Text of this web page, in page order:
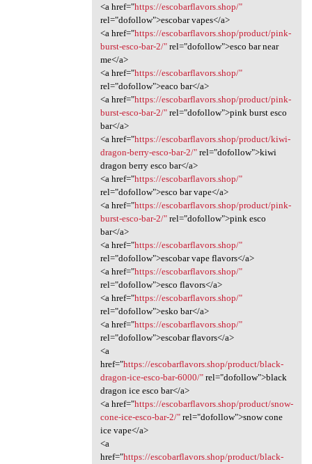
<a href="https://escobarflavors.shop/"
rel="dofollow">escobar vapes</a>
<a href="https://escobarflavors.shop/product/pink-
burst-esco-bar-2/"rel="dofollow">esco bar near
me</a>
<a href="https://escobarflavors.shop/"
rel="dofollow">eaco bar</a>
<a href="https://escobarflavors.shop/product/pink-
burst-esco-bar-2/"rel="dofollow">pink burst esco
bar</a>
<a href="https://escobarflavors.shop/product/kiwi-
dragon-berry-esco-bar-2/"rel="dofollow">kiwi
dragon berry esco bar</a>
<a href="https://escobarflavors.shop/"
rel="dofollow">esco bar vape</a>
<a href="https://escobarflavors.shop/product/pink-
burst-esco-bar-2/"rel="dofollow">pink esco
bar</a>
<a href="https://escobarflavors.shop/"
rel="dofollow">escobar vape flavors</a>
<a href="https://escobarflavors.shop/"
rel="dofollow">esco flavors</a>
<a href="https://escobarflavors.shop/"
rel="dofollow">esko bar</a>
<a href="https://escobarflavors.shop/"
rel="dofollow">escobar flavors</a>
<a
href="https://escobarflavors.shop/product/black-
dragon-ice-esco-bar-6000/"rel="dofollow">black
dragon ice esco bar</a>
<a href="https://escobarflavors.shop/product/snow-
cone-ice-esco-bar-2/"rel="dofollow">snow cone
ice vape</a>
<a
href="https://escobarflavors.shop/product/black-